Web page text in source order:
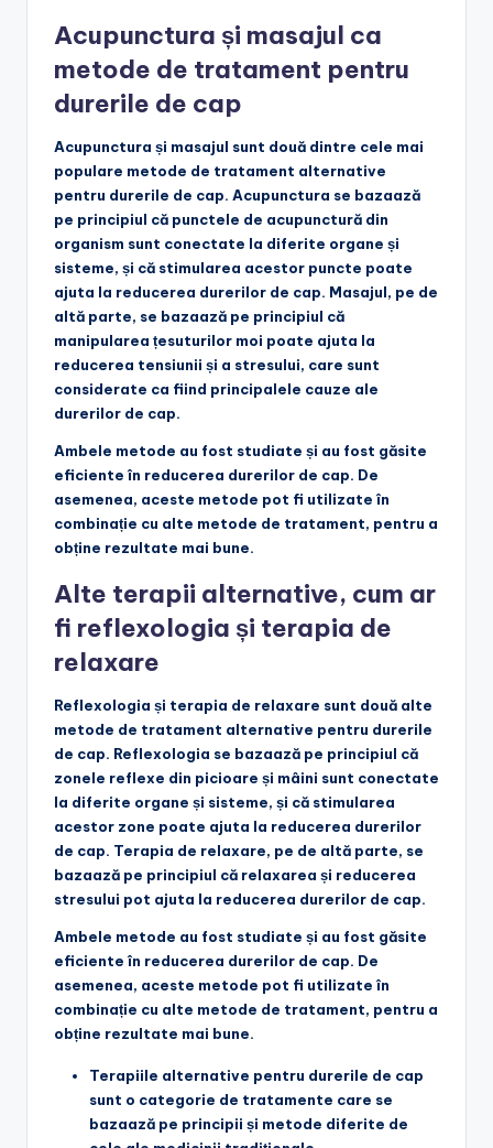
Acupunctura și masajul ca
metode de tratament pentru
durerile de cap
Acupunctura și masajul sunt două dintre cele mai
populare metode de tratament alternative
pentru durerile de cap. Acupunctura se bazaază
pe principiul că punctele de acupunctură din
organism sunt conectate la diferite organe și
sisteme, și că stimularea acestor puncte poate
ajuta la reducerea durerilor de cap. Masajul, pe de
altă parte, se bazaază pe principiul că
manipularea țesuturilor moi poate ajuta la
reducerea tensiunii și a stresului, care sunt
considerate ca fiind principalele cauze ale
durerilor de cap.
Ambele metode au fost studiate și au fost găsite
eficiente în reducerea durerilor de cap. De
asemenea, aceste metode pot fi utilizate în
combinație cu alte metode de tratament, pentru a
obține rezultate mai bune.
Alte terapii alternative, cum ar
fi reflexologia și terapia de
relaxare
Reflexologia și terapia de relaxare sunt două alte
metode de tratament alternative pentru durerile
de cap. Reflexologia se bazaază pe principiul că
zonele reflexe din picioare și mâini sunt conectate
la diferite organe și sisteme, și că stimularea
acestor zone poate ajuta la reducerea durerilor
de cap. Terapia de relaxare, pe de altă parte, se
bazaază pe principiul că relaxarea și reducerea
stresului pot ajuta la reducerea durerilor de cap.
Ambele metode au fost studiate și au fost găsite
eficiente în reducerea durerilor de cap. De
asemenea, aceste metode pot fi utilizate în
combinație cu alte metode de tratament, pentru a
obține rezultate mai bune.
Terapiile alternative pentru durerile de cap
sunt o categorie de tratamente care se
bazaază pe principii și metode diferite de